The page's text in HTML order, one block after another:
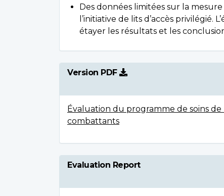
Des données limitées sur la
l’initiative de lits d’accès
étayer les résultats et les
Version PDF
Évaluation du programme de soins
combattants
Evaluation Report